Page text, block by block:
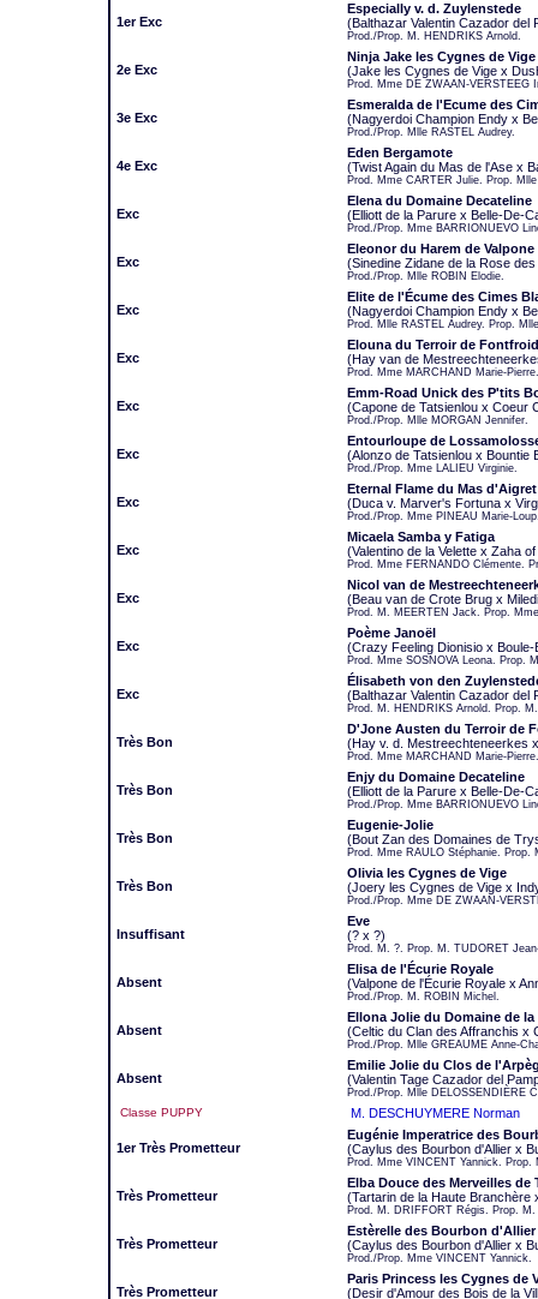
1er Exc
Especially v. d. Zuylenstede
(Balthazar Valentin Cazador del
Prod./Prop. M. HENDRIKS Arnold.
2e Exc
Ninja Jake les Cygnes de Vige
(Jake les Cygnes de Vige x
Prod. Mme DE ZWAAN-VERSTEEG
3e Exc
Esmeralda de l'Ecume des
(Nagyerdoi Champion Endy x
Prod./Prop. Mlle RASTEL Audrey.
4e Exc
Eden Bergamote
(Twist Again du Mas de l'Ase x
Prod. Mme CARTER Julie. Prop.
Exc
Elena du Domaine Decateline
(Elliott de la Parure x Belle-De-
Prod./Prop. Mme BARRIONUEVO
Exc
Eleonor du Harem de Valpone
(Sinedine Zidane de la Rose
Prod./Prop. Mlle ROBIN Elodie.
Exc
Elite de l'Écume des Cimes
(Nagyerdoi Champion Endy x
Prod. Mlle RASTEL Audrey. Prop.
Exc
Elouna du Terroir de
(Hay van de
Prod. Mme MARCHAND Marie-
Exc
Emm-Road Unick des P'tits
(Capone de Tatsienlou x Coeur
Prod./Prop. Mlle MORGAN Jennifer.
Exc
Entourloupe de
(Alonzo de Tatsienlou x Bountie
Prod./Prop. Mme LALIEU Virginie.
Exc
Eternal Flame du Mas d'Aigret
(Duca v. Marver's Fortuna x
Prod./Prop. Mme PINEAU Marie-
Exc
Micaela Samba y Fatiga
(Valentino de la Velette x Zaha
Prod. Mme FERNANDO Clémente.
Exc
Nicol van de
(Beau van de Crote Brug x
Prod. M. MEERTEN Jack. Prop.
Exc
Poème Janoël
(Crazy Feeling Dionisio x Boule-
Prod. Mme SOSNOVA Leona. Prop.
Exc
Élisabeth von den
(Balthazar Valentin Cazador del
Prod. M. HENDRIKS Arnold. Prop.
Très Bon
D'Jone Austen du Terroir de
(Hay v. d. Mestreechteneerkes
Prod. Mme MARCHAND Marie-
Très Bon
Enjy du Domaine Decateline
(Elliott de la Parure x Belle-De-
Prod./Prop. Mme BARRIONUEVO
Très Bon
Eugenie-Jolie
(Bout Zan des Domaines de
Prod. Mme RAULO Stéphanie. Prop.
Très Bon
Olivia les Cygnes de Vige
(Joery les Cygnes de Vige x
Prod./Prop. Mme DE ZWAAN-
Insuffisant
Eve
(? x ?)
Prod. M. ?. Prop. M. TUDORET
Absent
Elisa de l'Écurie Royale
(Valpone de l'Écurie Royale x
Prod./Prop. M. ROBIN Michel.
Absent
Ellona Jolie du Domaine de la
(Celtic du Clan des Affranchis x
Prod./Prop. Mlle GREAUME Anne-
Absent
Emilie Jolie du Clos de
(Valentin Tage Cazador del
Prod./Prop. Mlle DELOSSENDIÈRE
Classe PUPPY M. DESCHUYMERE Norman
1er Très Prometteur
Eugénie Imperatrice des
(Caylus des Bourbon d'Allier x
Prod. Mme VINCENT Yannick.
Très Prometteur
Elba Douce des Merveilles de
(Tartarin de la Haute Branchère
Prod. M. DRIFFORT Régis. Prop.
Très Prometteur
Estèrelle des Bourbon d'Allier
(Caylus des Bourbon d'Allier x
Prod./Prop. Mme VINCENT Yannick.
Très Prometteur
Paris Princess les Cygnes de
(Desir d'Amour des Bois de la